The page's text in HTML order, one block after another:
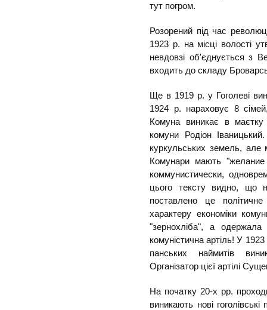
тут погром.
Розорений під час
1923 р. на місці волості
невдовзі об'єднується з
входить до складу
Ще в 1919 р. у Гоголеві
1924 р. нараховує 8
Комуна виникає в
комуни Родіон
куркульських земель,
Комунари мають
коммунистически,
цього тексту видно, що
поставлено це
характеру економіки
"зернохліба", а
комуністична артіль! У
панських наймитів
Організатор цієї артілі
На початку 20-х рр.
виникають нові